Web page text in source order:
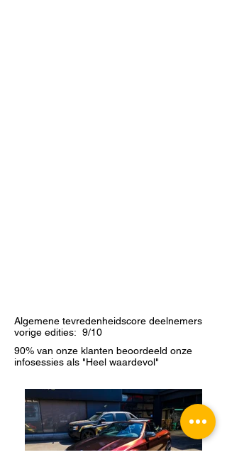
Algemene tevredenheidscore deelnemers
vorige edities: 9/10
90% van onze klanten beoordeeld onze
infosessies als "Heel waardevol"